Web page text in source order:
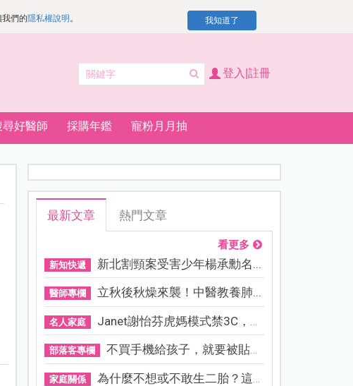
們的隱私權說明 。 我知道了
登入|註冊
尋好醫師 採購年鑑 寵粉月月抽
最新文章 熱門文章
看更多
新知快遞 新北割頸案受害少年楊承勳名...
醫師專欄 立秋後秋燥來襲！中醫教養肺...
名人家庭 Janet謝怡芬虎媽模式禁3C，看...
部落客專欄 不買手機給孩子，就要被貼「...
家庭關係 為什麼不想或不敢生二胎？這8...